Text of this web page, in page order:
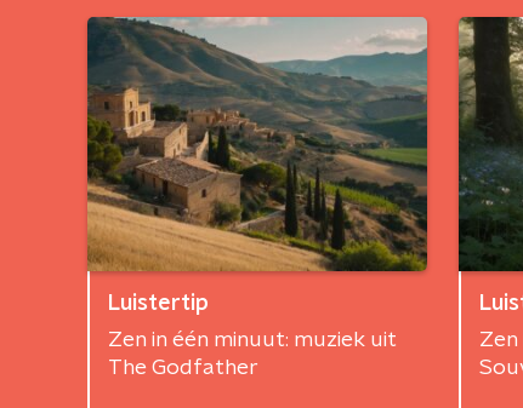
Luistertip
Zen in één minuut: muziek uit
The Godfather
Zen